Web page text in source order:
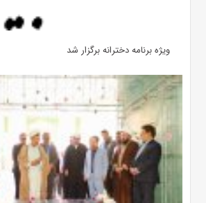
ویژه برنامه دخترانه برگزار شد